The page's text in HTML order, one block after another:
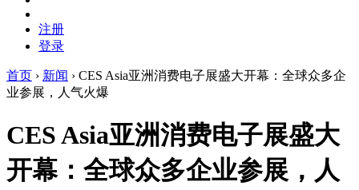
注册
登录
首页 › 新闻 › CES Asia亚洲消费电子展盛大开幕：全球众多企
业参展，人气火爆
CES Asia亚洲消费电子展盛大
开幕：全球众多企业参展，人